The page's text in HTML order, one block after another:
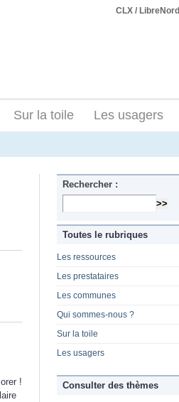
CLX / LibreNord
Sur la toile Les usagers
!
Rechercher :
Toutes le rubriques
Les ressources
Les prestataires
Les communes
Qui sommes-nous ?
Sur la toile
Les usagers
Consulter des thèmes